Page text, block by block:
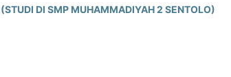
DI SMP MUHAMMADIYAH 2 SENTOLO)